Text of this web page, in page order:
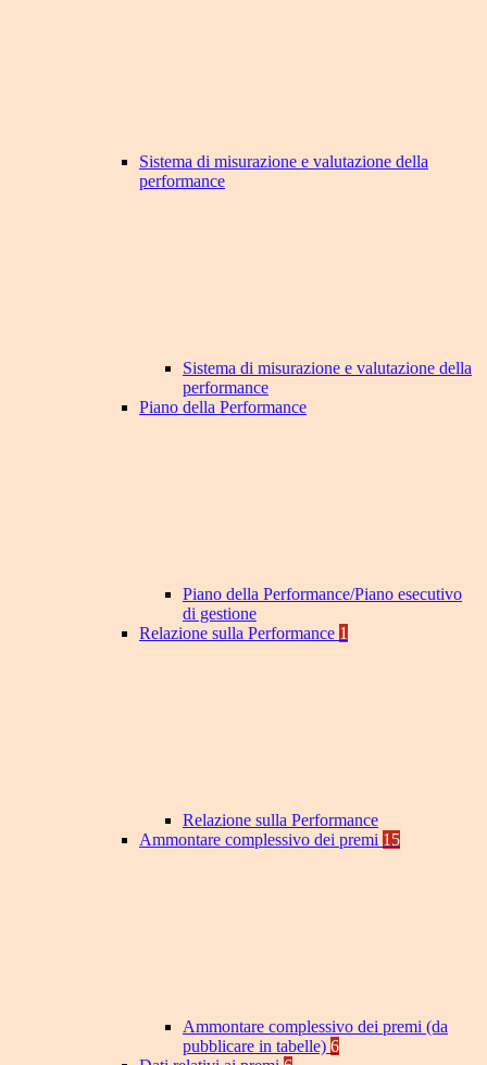
Sistema di misurazione e valutazione della
performance
Sistema di misurazione e valutazione della
performance
Piano della Performance
Piano della Performance/Piano esecutivo
di gestione
Relazione sulla Performance 1
Relazione sulla Performance
Ammontare complessivo dei premi 15
Ammontare complessivo dei premi (da
pubblicare in tabelle) 6